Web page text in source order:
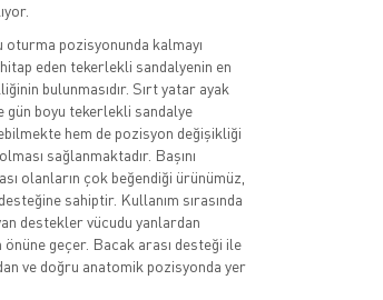
pozisyonunda kalmayı
eden tekerlekli sandalyenin en
bulunmasıdır. Sırt yatar ayak
boyu tekerlekli sandalye
hem de pozisyon değişikliği
sağlanmaktadır. Başını
olanların çok beğendiği ürünümüz,
sahiptir. Kullanım sırasında
destekler vücudu yanlardan
geçer. Bacak arası desteği ile
ve doğru anatomik pozisyonda yer